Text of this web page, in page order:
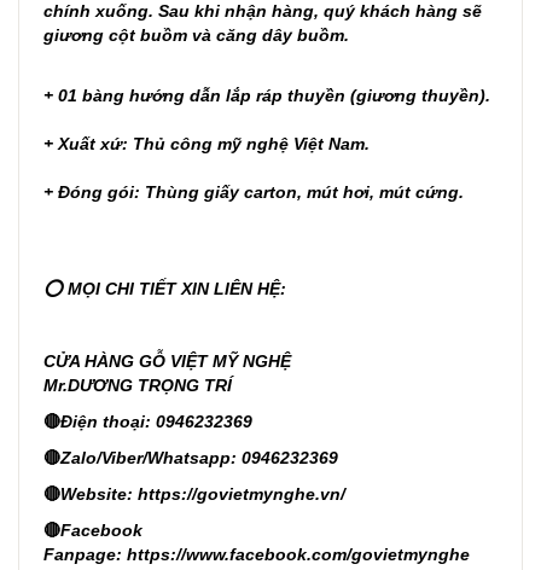
chính xuống. Sau khi nhận hàng, quý khách hàng sẽ
giương cột buồm và căng dây buồm.
+ 01 bàng hướng dẫn lắp ráp thuyền (giương thuyền).
+ Xuất xứ: Thủ công mỹ nghệ Việt Nam.
+ Đóng gói: Thùng giấy carton, mút hơi, mút cứng.
⭕ MỌI CHI TIẾT XIN LIÊN HỆ:
CỬA HÀNG GỖ VIỆT MỸ NGHỆ
Mr.DƯƠNG TRỌNG TRÍ
🔴Điện thoại: 0946232369
🔴Zalo/Viber/Whatsapp: 0946232369
🔴Website: https://govietmynghe.vn/
🔴Facebook
Fanpage: https://www.facebook.com/govietmynghe